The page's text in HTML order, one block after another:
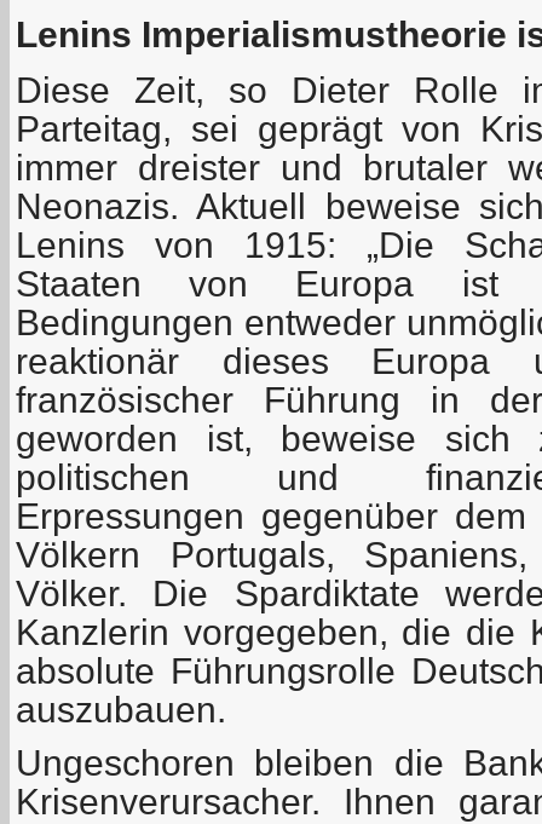
Lenins Imperialismustheorie
Diese Zeit, so Dieter Rolle
Parteitag, sei geprägt von
immer dreister und brutaler
Neonazis. Aktuell beweise
Lenins von 1915: „Die
Staaten von Europa ist
Bedingungen entweder
reaktionär dieses Europa
französischer Führung in
geworden ist, beweise
politischen und
Erpressungen gegenüber
Völkern Portugals,
Völker. Die Spardiktate
Kanzlerin vorgegeben, die die
absolute Führungsrolle
auszubauen.
Ungeschoren bleiben die
Krisenverursacher. Ihnen